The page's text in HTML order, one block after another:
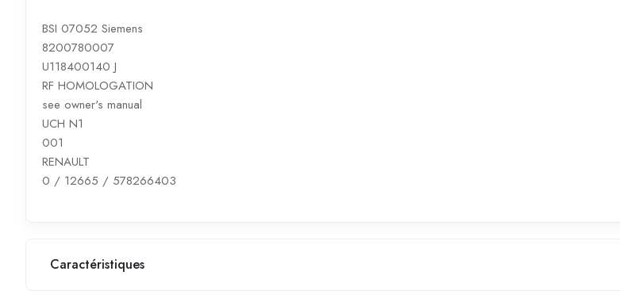
BSI 07052 Siemens
8200780007
U118400140 J
RF HOMOLOGATION
see owner's manual
UCH N1
001
RENAULT
0 / 12665 / 578266403
Caractéristiques